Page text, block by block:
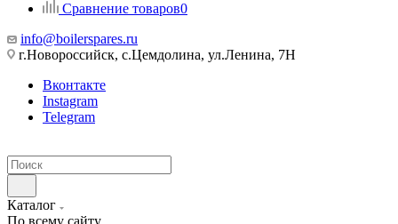
Сравнение товаров0
info@boilerspares.ru
г.Новороссийск, с.Цемдолина, ул.Ленина, 7Н
Вконтакте
Instagram
Telegram
Каталог
По всему сайту